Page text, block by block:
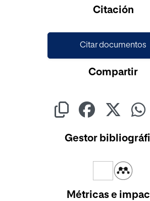
Citación
Citar documentos
Compartir
Gestor
Métricas e